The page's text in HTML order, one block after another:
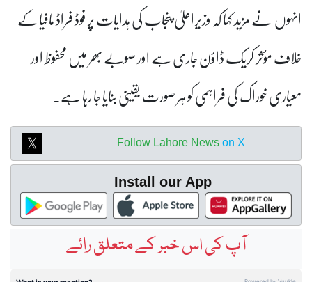
انہوں نے مزید کہا کہ وزیراعلیٰ پنجاب کی ہدایات پر فوڈ فراڈ مافیا کے
خلاف مؤثر کریک ڈاؤن جاری ہے اور صوبے بھر میں محفوظ اور
معیاری خوراک کی فراہمی کو ہر صورت یقینی بنایا جا رہا ہے۔
Follow Lahore News on X
Install our App
آپ کی اس خبر کے متعلق رائے